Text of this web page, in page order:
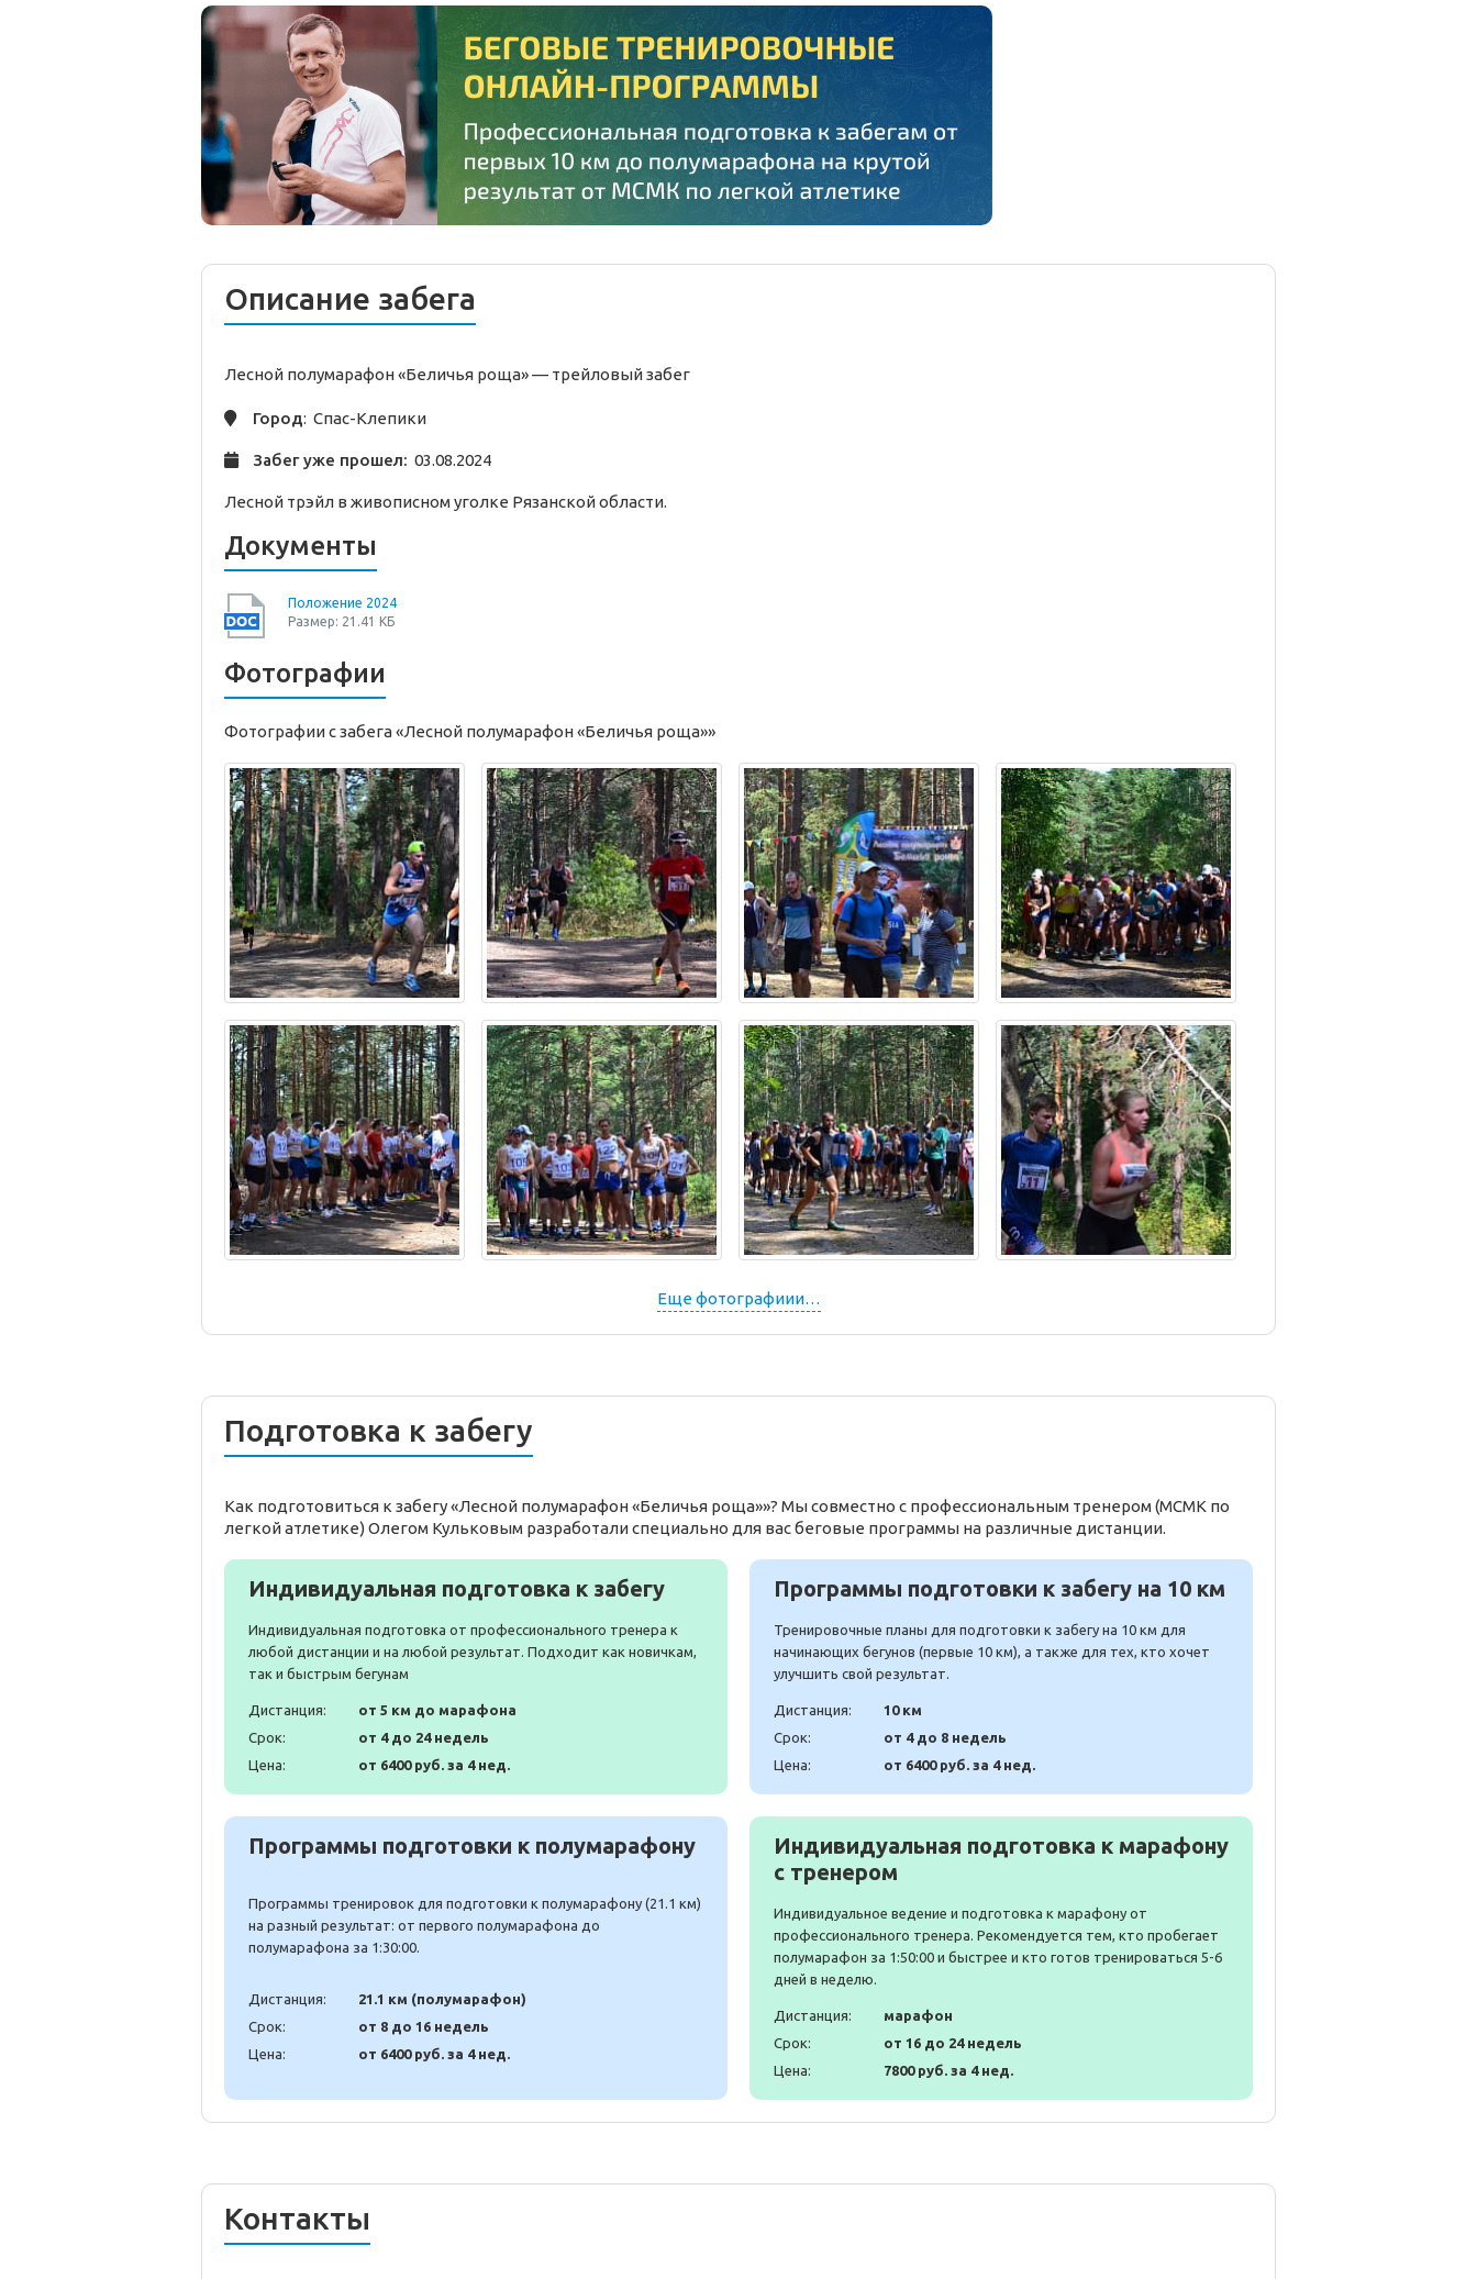
Описание забега
Лесной полумарафон «Беличья роща» — трейловыйзабег
Город: Спас-Клепики
Забег уже прошел: 03.08.2024
Лесной трэйл в живописном уголке Рязанской области.
Документы
Положение 2024
Размер: 21.41 КБ
Фотографии
Фотографии с забега «Лесной полумарафон «Беличья роща»»
Еще фотографиии…
Подготовка к забегу
Как подготовиться к забегу «Лесной полумарафон «Беличья роща»»? Мы совместно с профессиональным тренером (МСМК по
легкой атлетике) Олегом Кульковым разработали специально для вас беговые программы на различные дистанции.
Индивидуальная подготовка к забегу
Индивидуальная подготовка от профессионального тренера к
любой дистанции и на любой результат. Подходит как новичкам,
так и быстрым бегунам
Дистанция:
от 5 км до марафона
Срок:
от 4 до 24 недель
Цена:
от 6400 руб. за 4 нед.
Программы подготовки к забегу на 10 км
Тренировочные планы для подготовки к забегу на 10 км для
начинающих бегунов (первые 10 км), а также для тех, кто хочет
улучшить свой результат.
Дистанция:
10 км
Срок:
от 4 до 8 недель
Цена:
от 6400 руб. за 4 нед.
Программы подготовки к полумарафону
Программы тренировок для подготовки к полумарафону (21.1 км)
на разный результат: от первого полумарафона до
полумарафона за 1:30:00.
Дистанция:
21.1 км (полумарафон)
Срок:
от 8 до 16 недель
Цена:
от 6400 руб. за 4 нед.
Индивидуальная подготовка к марафону
с тренером
Индивидуальное ведение и подготовка к марафону от
профессионального тренера. Рекомендуется тем, кто пробегает
полумарафон за 1:50:00 и быстрее и кто готов тренироваться 5-6
дней в неделю.
Дистанция:
марафон
Срок:
от 16 до 24 недель
Цена:
7800 руб. за 4 нед.
Контакты